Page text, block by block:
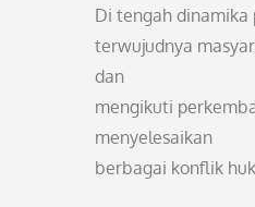
Di tengah dinamika
terwujudnya
dan
mengikuti
menyelesaikan
berbagai konflik